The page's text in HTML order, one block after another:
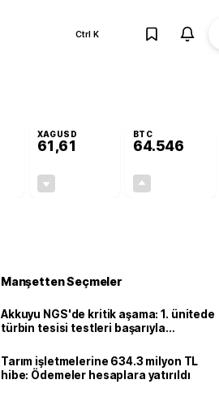
Ctrl K
XAGUSD
61,61
BTC
64.546
Manşetten Seçmeler
Akkuyu NGS'de kritik aşama: 1. ünitede
türbin tesisi testleri başarıyla
Tarım işletmelerine 634.3 milyon TL
hibe: Ödemeler hesaplara yatırıldı